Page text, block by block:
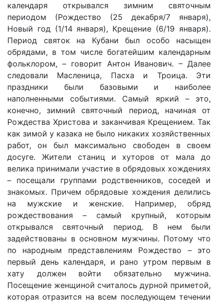
календаря открывался зимним святочным
периодом (Рождество (25 декабря/7 января),
Новый год (1/14 января), Крещение (6/19 января).
Период святок на Кубани был особо насыщен
обрядами, в том числе богатейшим календарным
фольклором, – говорит Антон Иванович. – Далее
следовали Масленица, Пасха и Троица. Эти
праздники были базовыми и наиболее
наполненными событиями. Самый яркий – это,
конечно, зимний святочный период, начиная от
Рождества Христова и заканчивая Крещением. Так
как зимой у казака не было никаких хозяйственных
работ, он был максимально свободен в своем
досуге. Жители станиц и хуторов от мала до
велика принимали участие в обрядовых хождениях
– посещали группами родственников, соседей и
знакомых. Причем обрядовые хождения делились
на мужские и женские. Например, обряд
рождествования – самый крупный, которым
открывался святочный период. В нем были
задействованы в основном мужчины. Потому что
по народным представлениям Рождество – это
первый день календаря, и рано утром первым в
хату должен войти обязательно мужчина.
Посещение женщиной считалось дурной приметой,
которая отразится на всем последующем течении